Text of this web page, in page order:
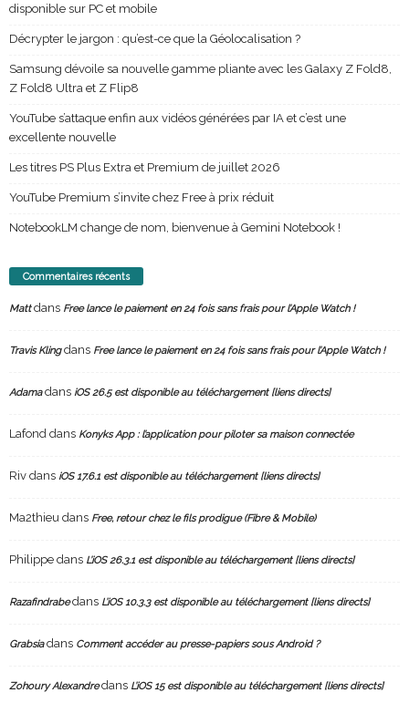
disponible sur PC et mobile
Décrypter le jargon : qu’est-ce que la Géolocalisation ?
Samsung dévoile sa nouvelle gamme pliante avec les Galaxy Z Fold8,
Z Fold8 Ultra et Z Flip8
YouTube s’attaque enfin aux vidéos générées par IA et c’est une
excellente nouvelle
Les titres PS Plus Extra et Premium de juillet 2026
YouTube Premium s’invite chez Free à prix réduit
NotebookLM change de nom, bienvenue à Gemini Notebook !
Commentaires récents
Mattdans Free lance le paiement en 24 fois sans frais pour l’Apple Watch !
Travis Klingdans Free lance le paiement en 24 fois sans frais pour l’Apple Watch !
Adamadans iOS 26.5 est disponible au téléchargement [liens directs]
Lafond dans Konyks App : l’application pour piloter sa maison connectée
Riv dans iOS 17.6.1 est disponible au téléchargement [liens directs]
Ma2thieu dans Free, retour chez le fils prodigue (Fibre & Mobile)
Philippe dans L’iOS 26.3.1 est disponible au téléchargement [liens directs]
Razafindrabedans L’iOS 10.3.3 est disponible au téléchargement [liens directs]
Grabsiadans Comment accéder au presse-papiers sous Android ?
Zohoury Alexandredans L’iOS 15 est disponible au téléchargement [liens directs]